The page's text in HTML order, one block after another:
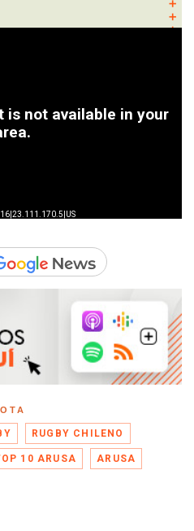
RUGBY CHILENO
10 ARUSA ARUSA